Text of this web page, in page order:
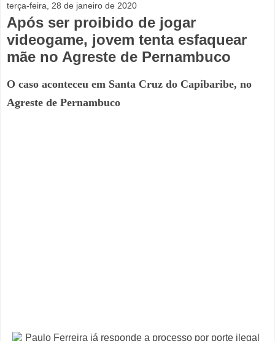
terça-feira, 28 de janeiro de 2020
Após ser proibido de jogar
videogame, jovem tenta esfaquear
mãe no Agreste de Pernambuco
O caso aconteceu em Santa Cruz do Capibaribe, no
Agreste de Pernambuco